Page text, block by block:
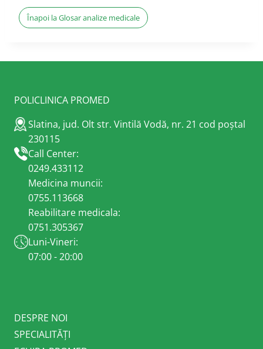
Înapoi la Glosar analize medicale
POLICLINICA PROMED
Slatina, jud. Olt str. Vintilă Vodă, nr. 21 cod poștal
230115
Call Center:
0249.433112
Medicina muncii:
0755.113668
Reabilitare medicala:
0751.305367
Luni-Vineri:
07:00 - 20:00
DESPRE NOI
SPECIALITĂȚI